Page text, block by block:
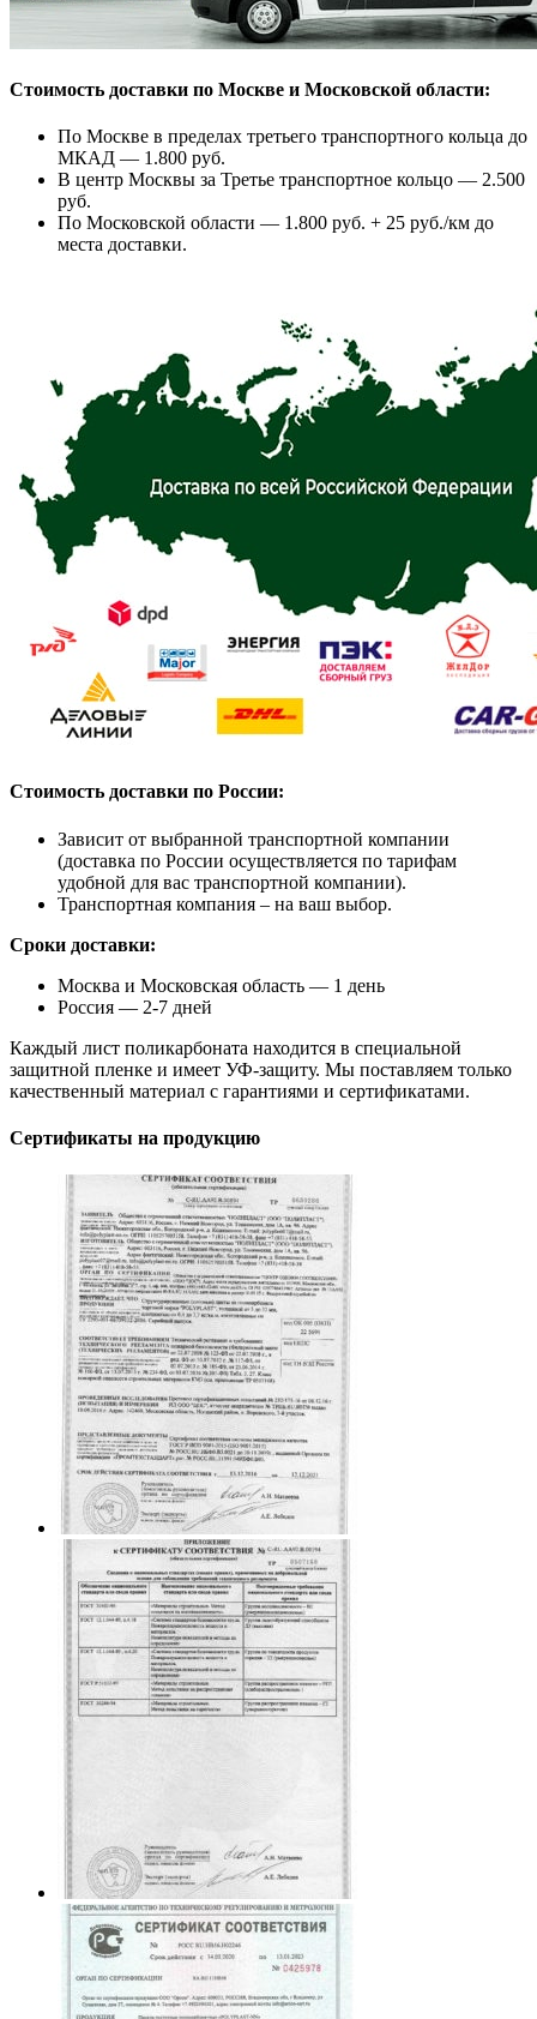
Стоимость доставки по Москве и Московской области:
По Москве в пределах третьего транспортного кольца до
МКАД — 1.800 руб.
В центр Москвы за Третье транспортное кольцо — 2.500
руб.
По Московской области — 1.800 руб. + 25 руб./км до
места доставки.
Стоимость доставки по России:
Зависит от выбранной транспортной компании
(доставка по России осуществляется по тарифам
удобной для вас транспортной компании).
Транспортная компания – на ваш выбор.
Сроки доставки:
Москва и Московская область — 1 день
Россия — 2-7 дней
Каждый лист поликарбоната находится в специальной
защитной пленке и имеет УФ-защиту. Мы поставляем только
качественный материал с гарантиями и сертификатами.
Сертификаты на продукцию